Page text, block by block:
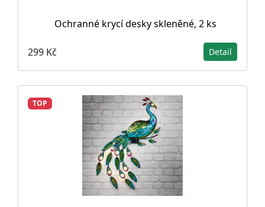
Ochranné krycí desky skleněné, 2 ks
299 Kč Detail
TOP